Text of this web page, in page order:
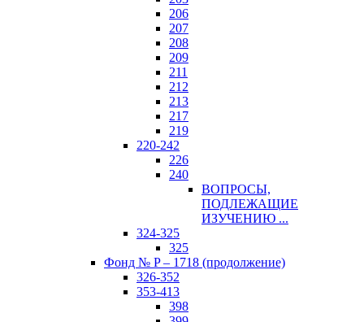
206
207
208
209
211
212
213
217
219
220-242
226
240
ВОПРОСЫ,
ПОДЛЕЖАЩИЕ
ИЗУЧЕНИЮ ...
324-325
325
Фонд № P – 1718 (продолжение)
326-352
353-413
398